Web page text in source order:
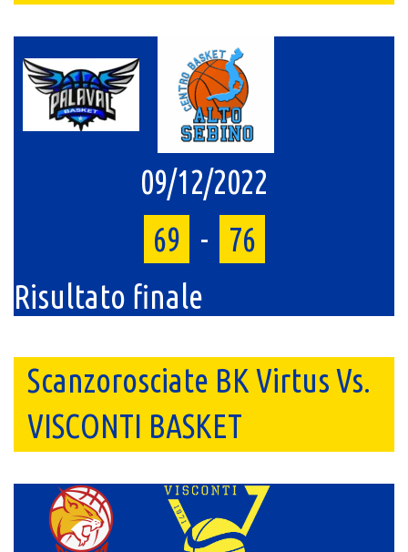
09/12/2022
69 -
76
Risultato finale
Scanzorosciate BK Virtus Vs.
VISCONTI BASKET